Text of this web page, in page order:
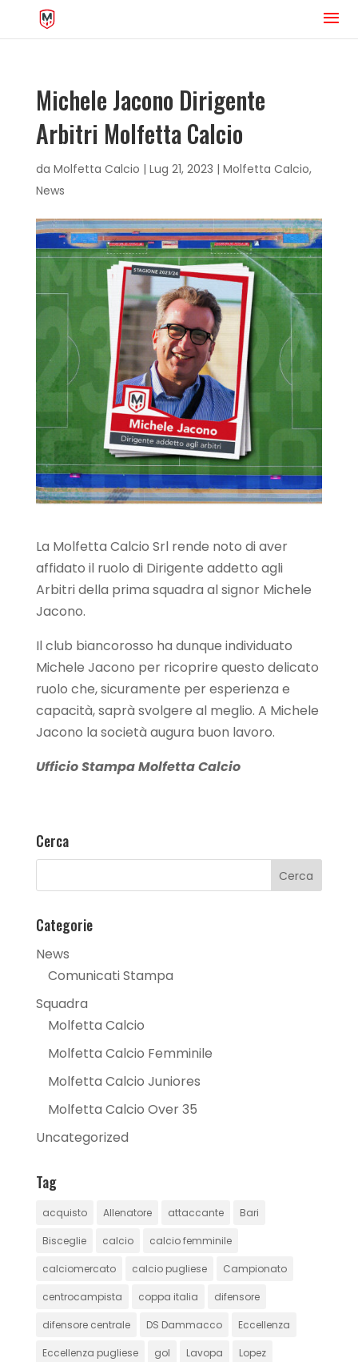
Michele Jacono Dirigente
Arbitri Molfetta Calcio
da Molfetta Calcio | Lug 21, 2023 | Molfetta Calcio,
News
La Molfetta Calcio Srl rende noto di aver
affidato il ruolo di Dirigente addetto agli
Arbitri della prima squadra al signor Michele
Jacono.
Il club biancorosso ha dunque individuato
Michele Jacono per ricoprire questo delicato
ruolo che, sicuramente per esperienza e
capacità, saprà svolgere al meglio. A Michele
Jacono la società augura buon lavoro.
Ufficio Stampa Molfetta Calcio
Cerca
Categorie
News
Comunicati Stampa
Squadra
Molfetta Calcio
Molfetta Calcio Femminile
Molfetta Calcio Juniores
Molfetta Calcio Over 35
Uncategorized
Tag
acquisto Allenatore attaccante Bari
Bisceglie calcio calcio femminile
calciomercato calcio pugliese Campionato
centrocampista coppa italia difensore
difensore centrale DS Dammacco Eccellenza
Eccellenza pugliese gol Lavopa Lopez